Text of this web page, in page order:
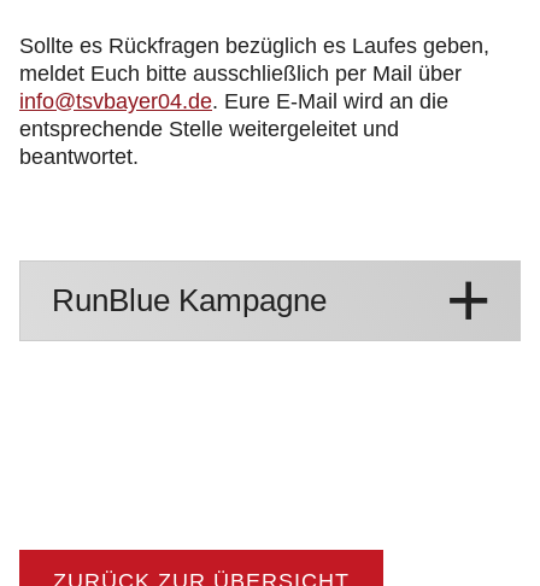
Sollte es Rückfragen bezüglich es Laufes geben,
meldet Euch bitte ausschließlich per Mail über
info@tsvbayer04.de. Eure E-Mail wird an die
entsprechende Stelle weitergeleitet und
beantwortet.
RunBlue Kampagne
ZURÜCK ZUR ÜBERSICHT